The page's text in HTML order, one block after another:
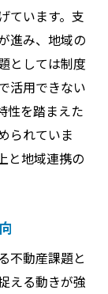
ています。支
進み、地域の
としては制度
活用できない
性を踏まえた
られていま
と地域連携の
不動産課題と
える動きが強